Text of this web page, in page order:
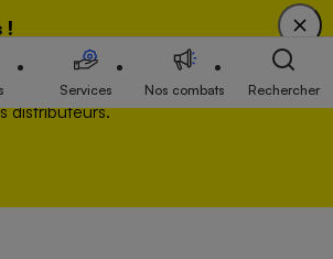
!
unique tout en soutenant
% indépendante de l'Etat, des
distributeurs.
l’État, des syndicats, des producteurs et des
Services Nos combats Rechercher